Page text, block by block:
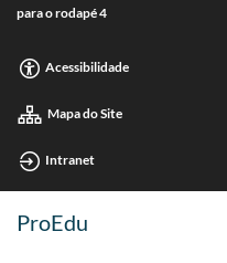
para o rodapé4
Acessibilidade
Mapa do Site
Intranet
ProEdu